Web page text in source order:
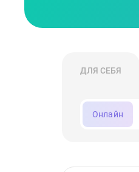
ДЛЯ СЕБЯ
Онлайн